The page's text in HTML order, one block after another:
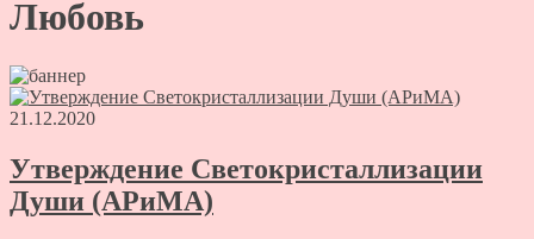
Любовь
21.12.2020
Утверждение Светокристаллизации
Души (АРиМА)